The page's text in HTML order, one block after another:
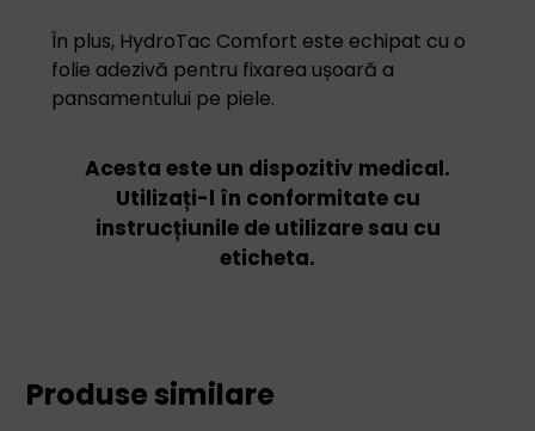
În plus, HydroTac Comfort este echipat cu o
folie adezivă pentru fixarea ușoară a
pansamentului pe piele.
Acesta este un dispozitiv medical.
Utilizați-l în conformitate cu
instrucțiunile de utilizare sau cu
eticheta.
Produse similare